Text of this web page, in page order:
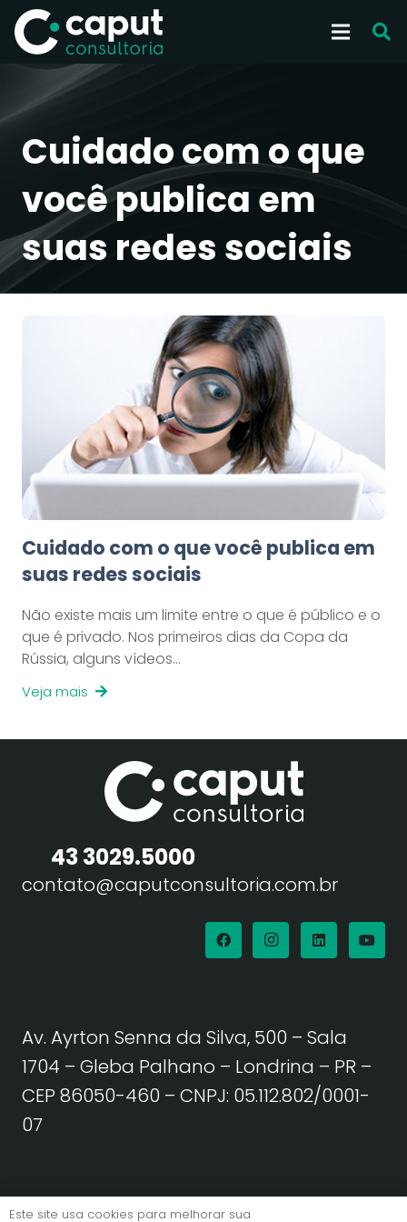
Cuidado com o que
você publica em
suas redes sociais
Cuidado com o que você publica em
suas redes sociais
Não existe mais um limite entre o que é público e o
que é privado. Nos primeiros dias da Copa da
Rússia, alguns vídeos…
Veja mais
43 3029.5000
contato@caputconsultoria.com.br
Av. Ayrton Senna da Silva, 500 – Sala
1704 – Gleba Palhano – Londrina – PR –
CEP 86050-460 – CNPJ: 05.112.802/0001-
07
Política de Privacidade | Termos de Uso
Este site usa cookies para melhorar sua